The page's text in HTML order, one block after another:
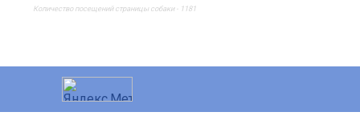
Количество посещений страницы собаки - 1181